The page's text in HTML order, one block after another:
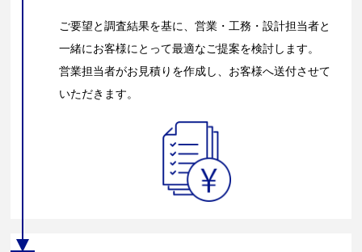
ご要望と調査結果を基に、営業・工務・設計担当者と
一緒にお客様にとって最適なご提案を検討します。
営業担当者がお見積りを作成し、お客様へ送付させて
いただきます。